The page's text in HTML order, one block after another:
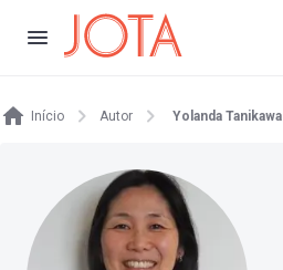
Início Autor Yolanda Tanikawa